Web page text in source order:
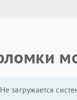
Не загружается